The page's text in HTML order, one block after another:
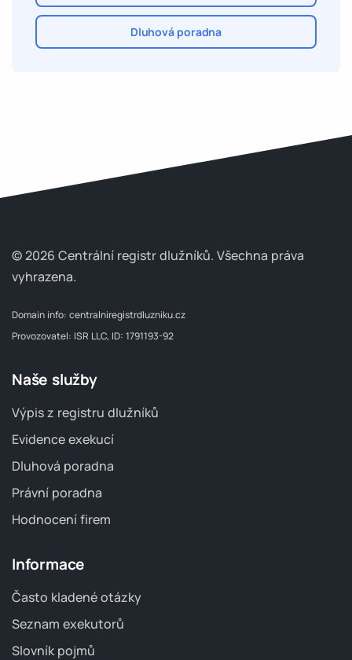
Dluhová poradna
© 2026 Centrální registr dlužníků. Všechna práva
vyhrazena.
Domain info: centralniregistrdluzniku.cz
Provozovatel: ISR LLC, ID: 1791193-92
Naše služby
Výpis z registru dlužníků
Evidence exekucí
Dluhová poradna
Právní poradna
Hodnocení firem
Informace
Často kladené otázky
Seznam exekutorů
Slovník pojmů